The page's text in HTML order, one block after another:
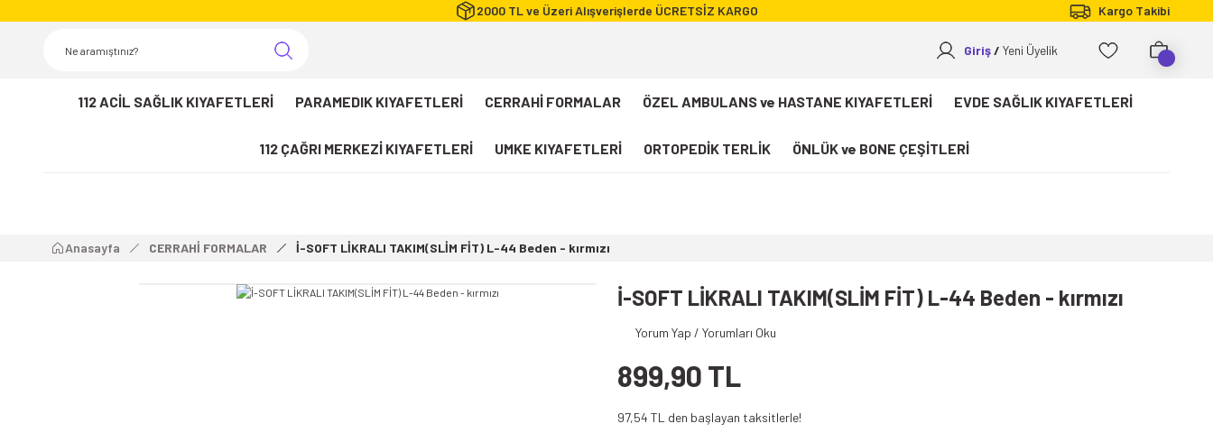
2000 TL ve Üzeri Alışverişlerde ÜCRETSİZ KARGO Kargo Takibi
Giriş Yeni Üyelik
112 ACİL SAĞLIK KIYAFETLERİ PARAMEDIK KIYAFETLERİ CERRAHİ FORMALAR ÖZEL AMBULANS ve HASTANE KIYAFETLERİ EVDE SAĞLIK KIYAFETLERİ
112 ÇAĞRI MERKEZİ KIYAFETLERİ UMKE KIYAFETLERİ ORTOPEDİK TERLİK ÖNLÜK ve BONE ÇEŞİTLERİ
Paramedik T-shirt
112 Paramedik Yelek
112 Acil Sağlık Polar
Anasayfa CERRAHİ FORMALAR İ-SOFT LİKRALI TAKIM(SLİM FİT) L-44 Beden - kırmızı
İ-SOFT LİKRALI TAKIM(SLİM FİT) L-44 Beden - kırmızı
Yorum Yap / Yorumları Oku
899,90 TL
97,54 TL den başlayan taksitlerle!